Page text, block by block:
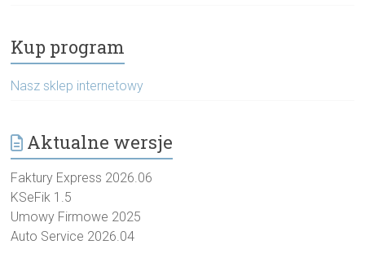
Kup program
Nasz sklep internetowy
Aktualne wersje
Faktury Express 2026.06
KSeFik 1.5
Umowy Firmowe 2025
Auto Service 2026.04